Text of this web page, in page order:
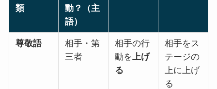
類
動？（主
語）
尊敬語
相手・第
三者
相手の行
動を 上げ
る
相手をス
テージの
上に上げ
る